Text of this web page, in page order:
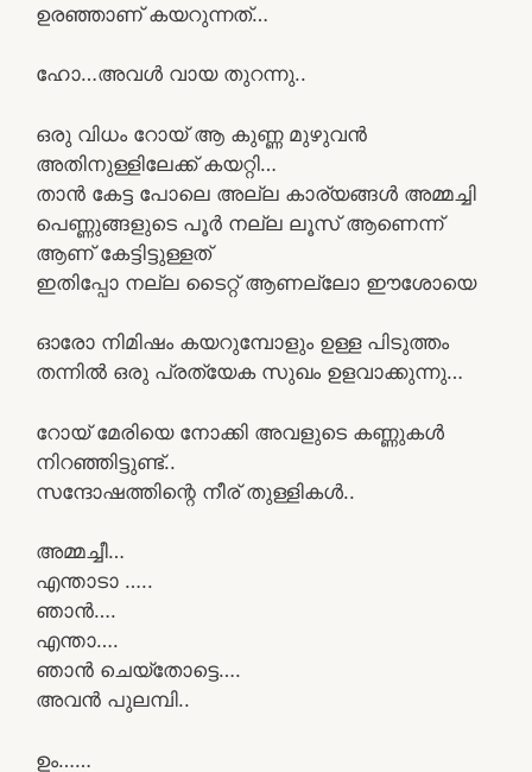
ഉരഞ്ഞാണ് കയറുന്നത്…
ഹോ…അവൾ വായ തുറന്നു..
ഒരു വിധം റോയ് ആ കുണ്ണ മുഴുവൻ
അതിനുള്ളിലേക്ക് കയറ്റി…
താൻ കേട്ട പോലെ അല്ല കാര്യങ്ങൾ അമ്മച്ചി
പെണ്ണുങ്ങളുടെ പൂർ നല്ല ലൂസ് ആണെന്ന്
ആണ് കേട്ടിട്ടുള്ളത്
ഇതിപ്പോ നല്ല ടൈറ്റ് ആണല്ലോ ഈശോയെ
ഓരോ നിമിഷം കയറുമ്പോളും ഉള്ള പിടുത്തം
തന്നിൽ ഒരു പ്രത്യേക സുഖം ഉളവാക്കുന്നു…
റോയ് മേരിയെ നോക്കി അവളുടെ കണ്ണുകൾ
നിറഞ്ഞിട്ടുണ്ട്..
സന്ദോഷത്തിന്റെ നീര് തുള്ളികൾ..
അമ്മച്ചീ…
എന്താടാ …..
ഞാൻ….
എന്താ….
ഞാൻ ചെയ്തോട്ടെ….
അവൻ പുലമ്പി..
ഉം……